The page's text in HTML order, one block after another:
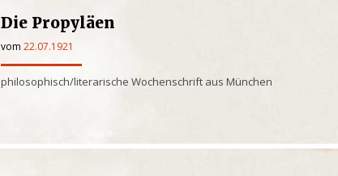
Die Propyläen
vom22.07.1921
philosophisch/literarische Wochenschrift aus München